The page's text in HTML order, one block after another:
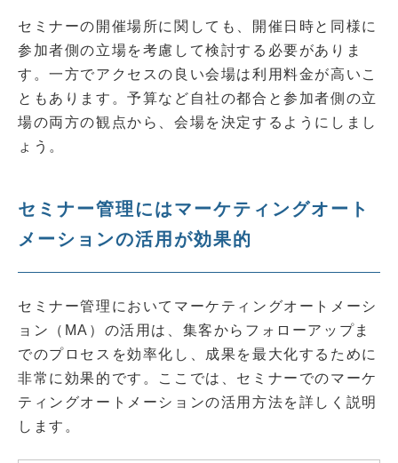
セミナーの開催場所に関しても、開催日時と同様に
参加者側の立場を考慮して検討する必要がありま
す。一方でアクセスの良い会場は利用料金が高いこ
ともあります。予算など自社の都合と参加者側の立
場の両方の観点から、会場を決定するようにしまし
ょう。
セミナー管理にはマーケティングオート
メーションの活用が効果的
セミナー管理においてマーケティングオートメーシ
ョン（MA）の活用は、集客からフォローアップま
でのプロセスを効率化し、成果を最大化するために
非常に効果的です。ここでは、セミナーでのマーケ
ティングオートメーションの活用方法を詳しく説明
します。